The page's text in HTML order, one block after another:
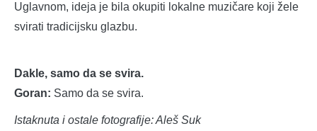
Uglavnom, ideja je bila okupiti lokalne muzičare koji žele
svirati tradicijsku glazbu.
Dakle, samo da se svira.
Goran: Samo da se svira.
Istaknuta i ostale fotografije: Aleš Suk